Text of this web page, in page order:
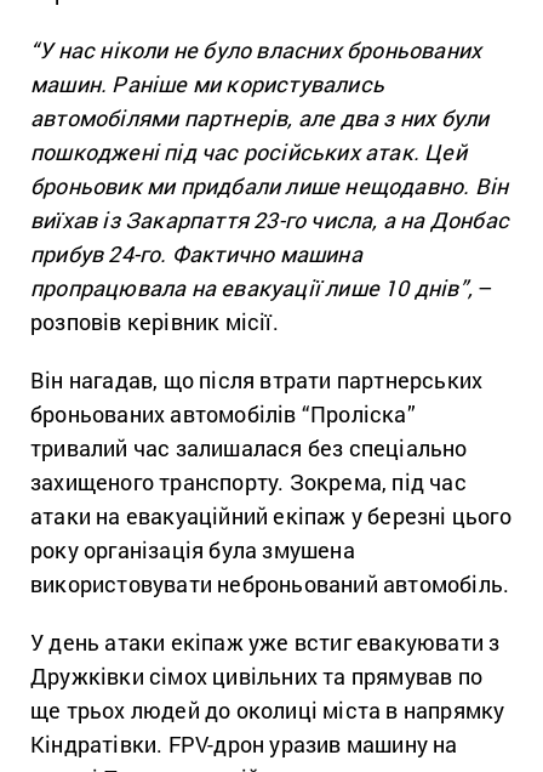
“У нас ніколи не було власних броньованих
машин. Раніше ми користувались
автомобілями партнерів, але два з них були
пошкоджені під час російських атак. Цей
броньовик ми придбали лише нещодавно. Він
виїхав із Закарпаття 23-го числа, а на Донбас
прибув 24-го. Фактично машина
пропрацювала на евакуації лише 10 днів”, –
розповів керівник місії.
Він нагадав, що після втрати партнерських
броньованих автомобілів “Проліска”
тривалий час залишалася без спеціально
захищеного транспорту. Зокрема, під час
атаки на евакуаційний екіпаж у березні цього
року організація була змушена
використовувати неброньований автомобіль.
У день атаки екіпаж уже встиг евакуювати з
Дружківки сімох цивільних та прямував по
ще трьох людей до околиці міста в напрямку
Кіндратівки. FPV-дрон уразив машину на